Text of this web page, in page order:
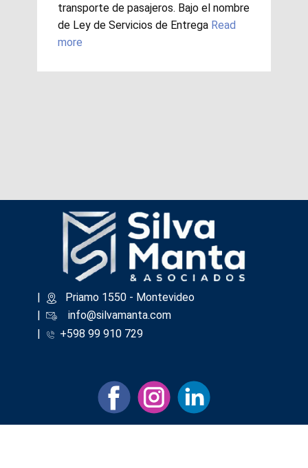
transporte de pasajeros. Bajo el nombre
de Ley de Servicios de Entrega Read
more
|
​Priamo 1550 - Montevideo
info@silvamanta.com
|
+598 99 910 729